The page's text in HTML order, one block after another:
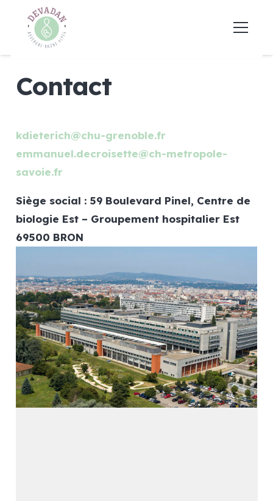
Contact
kdieterich@chu-grenoble.fr
emmanuel.decroisette@ch-metropole-
savoie.fr
Siège social : 59 Boulevard Pinel, Centre de
biologie Est – Groupement hospitalier Est
69500 BRON